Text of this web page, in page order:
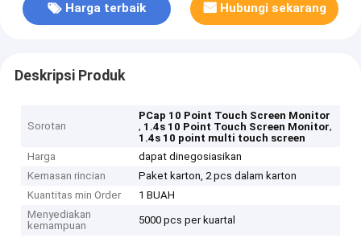
Harga terbaik Hubungi sekarang
Deskripsi Produk
Sorotan
PCap 10 Point Touch Screen Monitor
, 1.4s 10 Point Touch Screen Monitor,
1.4s 10 point multi touch screen
Harga
dapat dinegosiasikan
Kemasan rincian
Paket karton, 2 pcs dalam karton
Kuantitas min Order
1 BUAH
Menyediakan
kemampuan
5000 pcs per kuartal